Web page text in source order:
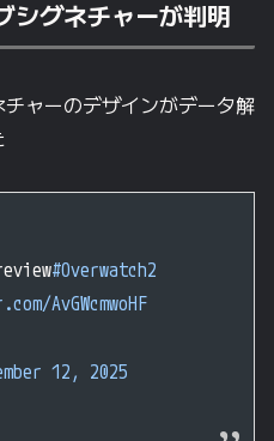
シグネチャーが判明
ャーのデザインがデータ解
#Overwatch2
AvGWcmwoHF
12, 2025